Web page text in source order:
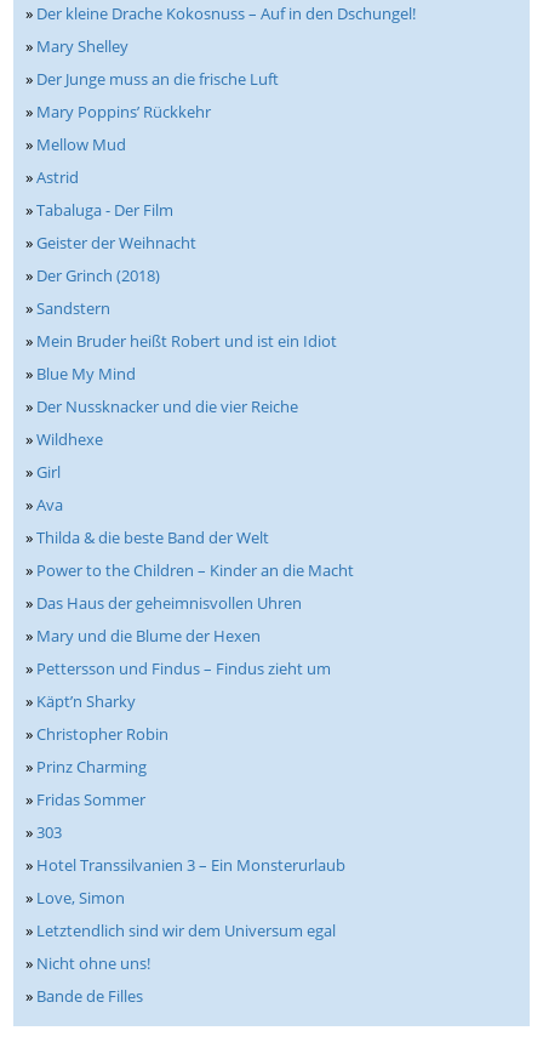
» Der kleine Drache Kokosnuss – Auf in den Dschungel!
» Mary Shelley
» Der Junge muss an die frische Luft
» Mary Poppins’ Rückkehr
» Mellow Mud
»Astrid
»Tabaluga - Der Film
»Geister der Weihnacht
» Der Grinch (2018)
»Sandstern
» Mein Bruder heißt Robert und ist ein Idiot
» Blue My Mind
» Der Nussknacker und die vier Reiche
»Wildhexe
»Girl
»Ava
»Thilda & die beste Band der Welt
» Power to the Children – Kinder an die Macht
» Das Haus der geheimnisvollen Uhren
» Mary und die Blume der Hexen
» Pettersson und Findus – Findus zieht um
» Käpt’n Sharky
»Christopher Robin
» Prinz Charming
» Fridas Sommer
»303
» Hotel Transsilvanien 3 – Ein Monsterurlaub
» Love, Simon
» Letztendlich sind wir dem Universum egal
» Nicht ohne uns!
» Bande de Filles